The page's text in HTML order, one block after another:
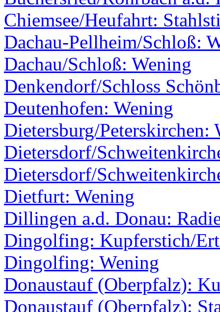
Chiemsee/Heufahrt:
Dachau-Pellheim/Schloß:
Dachau/Schloß: Wening
Denkendorf/Schloss
Deutenhofen: Wening
Dietersburg/Peterskirchen:
Dietersdorf/
Dietersdorf/
Dietfurt: Wening
Dillingen a.d. Donau:
Dingolfing: Kupferstich/
Dingolfing: Wening
Donaustauf (Oberpfalz):
Donaustauf (Oberpfalz):